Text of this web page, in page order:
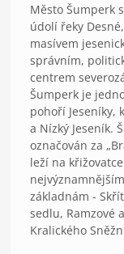
Město Šumperk
údolí řeky
masívem
správním,
centrem
Šumperk je
pohoří Jeseníky,
a Nízký Jeseník.
označován za
leží na
základnám -
sedlu, Ramzové
Kralického